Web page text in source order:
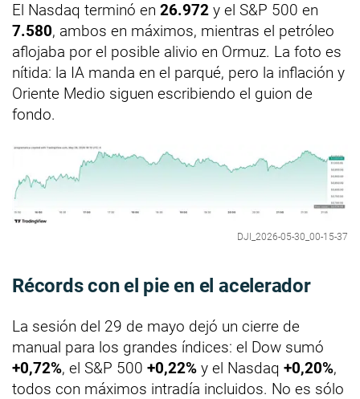
El Nasdaq terminó en 26.972 y el S&P 500 en
7.580, ambos en máximos, mientras el petróleo
aflojaba por el posible alivio en Ormuz. La foto es
nítida: la IA manda en el parqué, pero la inflación y
Oriente Medio siguen escribiendo el guion de
fondo.
DJI_2026-05-30_00-15-37
Récords con el pie en el acelerador
La sesión del 29 de mayo dejó un cierre de
manual para los grandes índices: el Dow sumó
+0,72%, el S&P 500 +0,22% y el Nasdaq +0,20%,
todos con máximos intradía incluidos. No es sólo